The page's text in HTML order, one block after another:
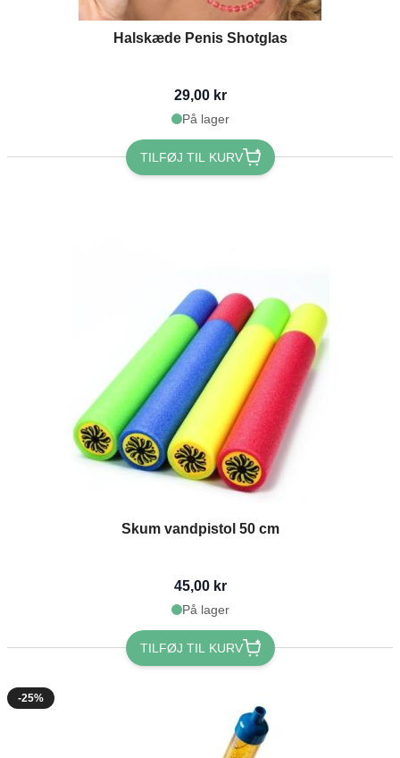
Halskæde Penis Shotglas
29,00 kr
På lager
TILFØJ TIL KURV
Skum vandpistol 50 cm
45,00 kr
På lager
TILFØJ TIL KURV
-25%